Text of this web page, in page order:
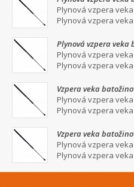
Plynová vzpera
Plynová vzpera
Plynová vzpera veka
Plynová vzpera
Plynová vzpera
Vzpera veka
Plynová vzpera
Plynová vzpera
Vzpera veka
Plynová vzpera
Plynová vzpera